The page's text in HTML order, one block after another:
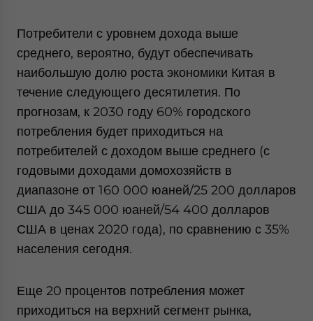
Потребители с уровнем дохода выше
среднего, вероятно, будут обеспечивать
наибольшую долю роста экономики Китая в
течение следующего десятилетия. По
прогнозам, к 2030 году 60% городского
потребления будет приходиться на
потребителей с доходом выше среднего (с
годовыми доходами домохозяйств в
диапазоне от 160 000 юаней/25 200 долларов
США до 345 000 юаней/54 400 долларов
США в ценах 2020 года), по сравнению с 35%
населения сегодня.
Еще 20 процентов потребления может
приходиться на верхний сегмент рынка,